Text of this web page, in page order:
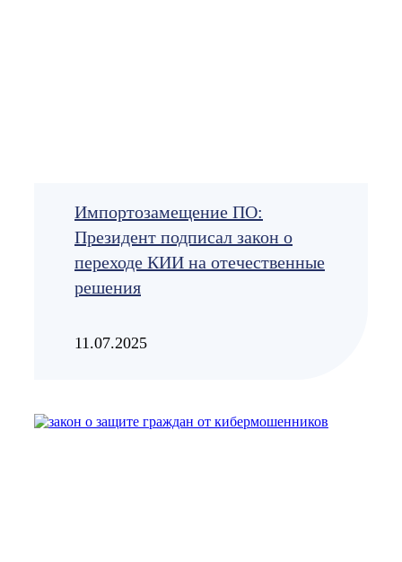
Импортозамещение ПО:
Президент подписал закон о
переходе КИИ на отечественные
решения
11.07.2025